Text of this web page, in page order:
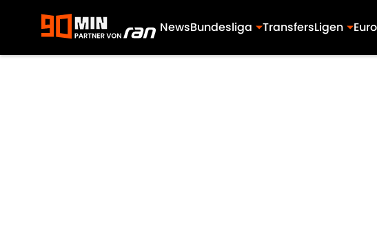
NewsBundesliga TransfersLigen